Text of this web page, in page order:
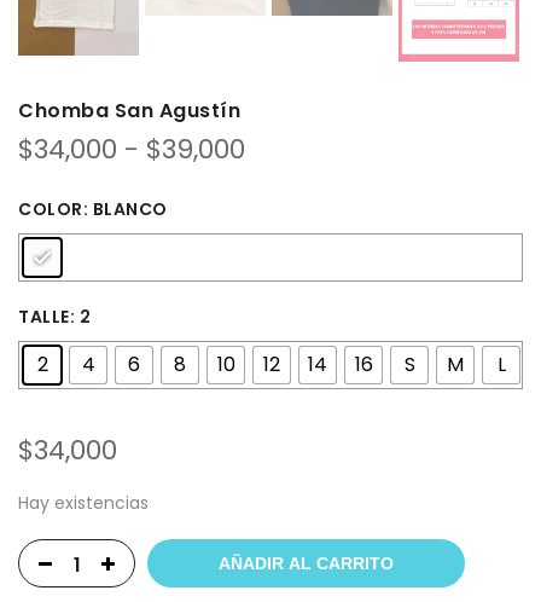
Chomba San Agustín
$34,000 - $39,000
desde
hasta
COLOR: BLANCO
TALLE: 2
2 4 6 8 10 12 14 16 S M L
$34,000
Hay existencias
AÑADIR AL CARRITO